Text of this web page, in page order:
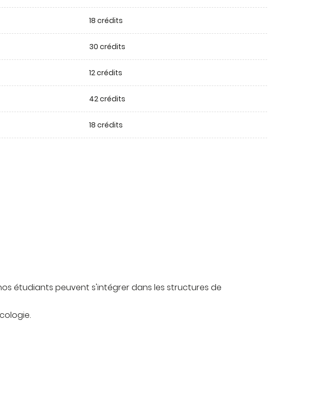
18 crédits
30 crédits
12 crédits
42 crédits
18 crédits
étudiants peuvent s'intégrer dans les structures de